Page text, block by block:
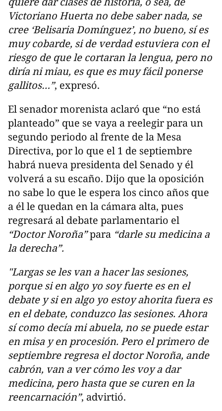
Victoriano Huerta no debe saber nada, se
cree ‘Belisaria Domínguez’, no bueno, sí es
muy cobarde, si de verdad estuviera con el
riesgo de que le cortaran la lengua, pero no
diría ni miau, es que es muy fácil ponerse
gallitos…”, expresó.
El senador morenista aclaró que “no está
planteado” que se vaya a reelegir para un
segundo periodo al frente de la Mesa
Directiva, por lo que el 1 de septiembre
habrá nueva presidenta del Senado y él
volverá a su escaño. Dijo que la oposición
no sabe lo que le espera los cinco años que
a él le quedan en la cámara alta, pues
regresará al debate parlamentario el
“Doctor Noroña”para “darle su medicina a
la derecha”.
"Largas se les van a hacer las sesiones,
porque si en algo yo soy fuerte es en el
debate y si en algo yo estoy ahorita fuera es
en el debate, conduzco las sesiones. Ahora
sí como decía mi abuela, no se puede estar
en misa y en procesión. Pero el primero de
septiembre regresa el doctor Noroña, ande
cabrón, van a ver cómo les voy a dar
medicina, pero hasta que se curen en la
reencarnación”, advirtió.